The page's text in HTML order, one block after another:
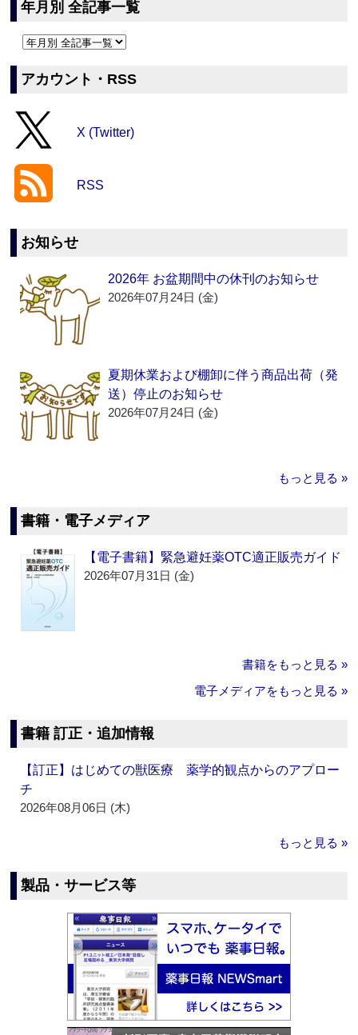
年月別 全記事一覧
アカウント・RSS
X (Twitter)
RSS
お知らせ
2026年 お盆期間中の休刊のお知らせ
2026年07月24日 (金)
夏期休業および棚卸に伴う商品出荷（発
送）停止のお知らせ
2026年07月24日 (金)
もっと見る »
書籍・電子メディア
【電子書籍】緊急避妊薬OTC適正販売ガイド
2026年07月31日 (金)
書籍をもっと見る »
電子メディアをもっと見る »
書籍 訂正・追加情報
【訂正】はじめての獣医療 薬学的観点からのアプロー
チ
2026年08月06日 (木)
もっと見る »
製品・サービス等